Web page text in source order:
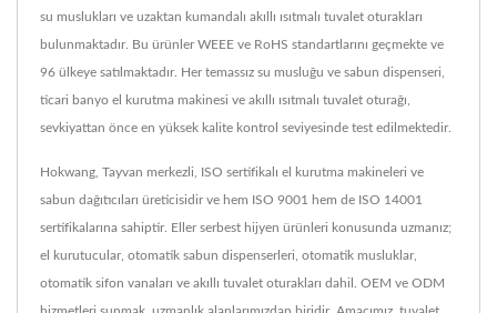
su muslukları ve uzaktan kumandalı akıllı ısıtmalı tuvalet oturakları
bulunmaktadır. Bu ürünler WEEE ve RoHS standartlarını geçmekte ve
96 ülkeye satılmaktadır. Her temassız su musluğu ve sabun dispenseri,
ticari banyo el kurutma makinesi ve akıllı ısıtmalı tuvalet oturağı,
sevkiyattan önce en yüksek kalite kontrol seviyesinde test edilmektedir.
Hokwang, Tayvan merkezli, ISO sertifikalı el kurutma makineleri ve
sabun dağıtıcıları üreticisidir ve hem ISO 9001 hem de ISO 14001
sertifikalarına sahiptir. Eller serbest hijyen ürünleri konusunda uzmanız;
el kurutucular, otomatik sabun dispenserleri, otomatik musluklar,
otomatik sifon vanaları ve akıllı tuvalet oturakları dahil. OEM ve ODM